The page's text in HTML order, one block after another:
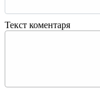
Текст коментаря